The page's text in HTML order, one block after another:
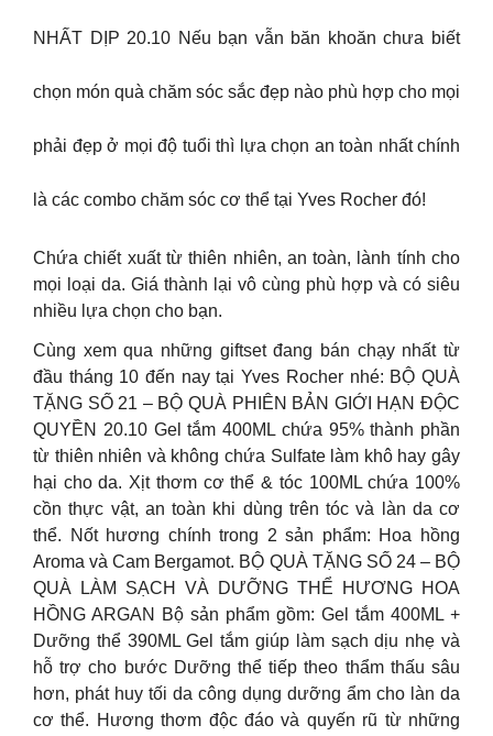
NHẤT DỊP 20.10 Nếu bạn vẫn băn khoăn chưa biết
chọn món quà chăm sóc sắc đẹp nào phù hợp cho mọi
phải đẹp ở mọi độ tuổi thì lựa chọn an toàn nhất chính
là các combo chăm sóc cơ thể tại Yves Rocher đó!
Chứa chiết xuất từ thiên nhiên, an toàn, lành tính cho
mọi loại da. Giá thành lại vô cùng phù hợp và có siêu
nhiều lựa chọn cho bạn.
Cùng xem qua những giftset đang bán chạy nhất từ
đầu tháng 10 đến nay tại Yves Rocher nhé: BỘ QUÀ
TẶNG SỐ 21 – BỘ QUÀ PHIÊN BẢN GIỚI HẠN ĐỘC
QUYỀN 20.10 Gel tắm 400ML chứa 95% thành phần
từ thiên nhiên và không chứa Sulfate làm khô hay gây
hại cho da. Xịt thơm cơ thể & tóc 100ML chứa 100%
cồn thực vật, an toàn khi dùng trên tóc và làn da cơ
thể. Nốt hương chính trong 2 sản phẩm: Hoa hồng
Aroma và Cam Bergamot. BỘ QUÀ TẶNG SỐ 24 – BỘ
QUÀ LÀM SẠCH VÀ DƯỠNG THỂ HƯƠNG HOA
HỒNG ARGAN Bộ sản phẩm gồm: Gel tắm 400ML +
Dưỡng thể 390ML Gel tắm giúp làm sạch dịu nhẹ và
hỗ trợ cho bước Dưỡng thể tiếp theo thẩm thấu sâu
hơn, phát huy tối da công dụng dưỡng ẩm cho làn da
cơ thể. Hương thơm độc đáo và quyến rũ từ những